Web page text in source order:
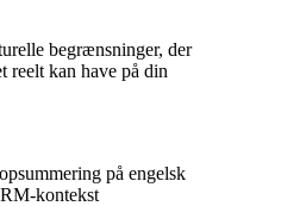
begrænsninger, der
reelt kan have på din
på engelsk
kontekst